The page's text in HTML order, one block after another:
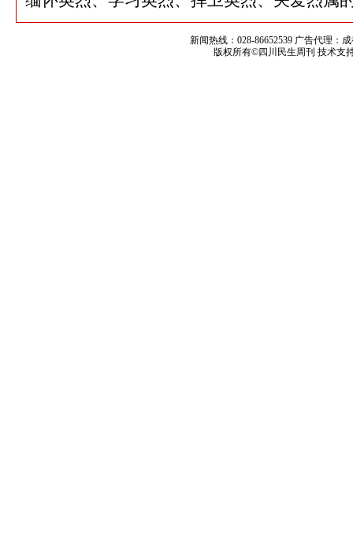
新闻热线：028-86652539 广告代理：
版权所有©四川民生周刊 技术支